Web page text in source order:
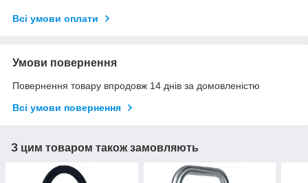
Всі умови оплати
Умови повернення
Повернення товару впродовж 14 днів за домовленістю
Всі умови повернення
З цим товаром також замовляють